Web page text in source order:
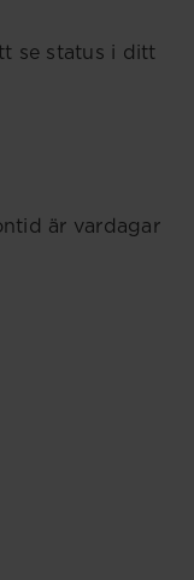
se status i ditt
är vardagar